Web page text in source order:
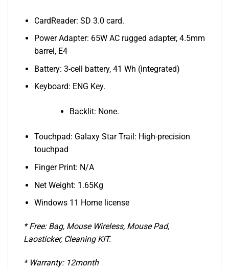
CardReader: SD 3.0 card.
Power Adapter: 65W AC rugged adapter, 4.5mm
barrel, E4
Battery: 3-cell battery, 41 Wh (integrated)
Keyboard: ENG Key.
Backlit: None.
Touchpad: Galaxy Star Trail: High-precision
touchpad
Finger Print: N/A
Net Weight: 1.65Kg
Windows 11 Home license
* Free: Bag, Mouse Wireless, Mouse Pad,
Laosticker, Cleaning KIT.
* Warranty: 12month